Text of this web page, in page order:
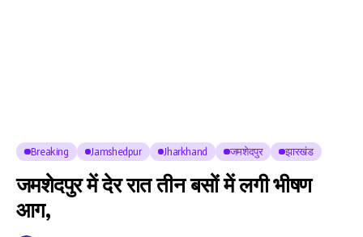
Breaking Jamshedpur Jharkhand जमशेदपुर झारखंड
जमशेदपुर में देर रात तीन बसों में लगी भीषण
आग,